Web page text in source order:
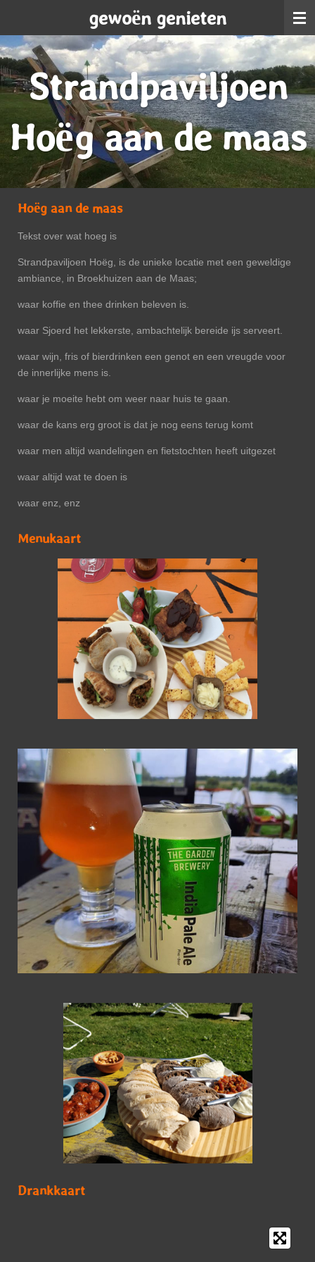
naar
de
hoofdinhoud
gewoën genieten
Strandpaviljoen
Hoëg aan de maas
Hoëg aan de maas
Tekst over wat hoeg is
Strandpaviljoen Hoëg, is de unieke locatie met een geweldige
ambiance, in Broekhuizen aan de Maas;
waar koffie en thee drinken beleven is.
waar Sjoerd het lekkerste, ambachtelijk bereide ijs serveert.
waar wijn, fris of bierdrinken een genot en een vreugde voor
de innerlijke mens is.
waar je moeite hebt om weer naar huis te gaan.
waar de kans erg groot is dat je nog eens terug komt
waar men altijd wandelingen en fietstochten heeft uitgezet
waar altijd wat te doen is
waar enz, enz
Menukaart
Drankkaart